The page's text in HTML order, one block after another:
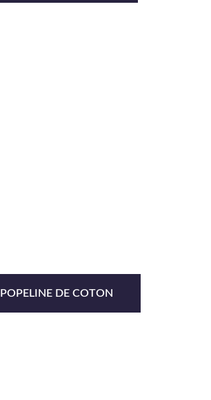
POPELINE DE COTON